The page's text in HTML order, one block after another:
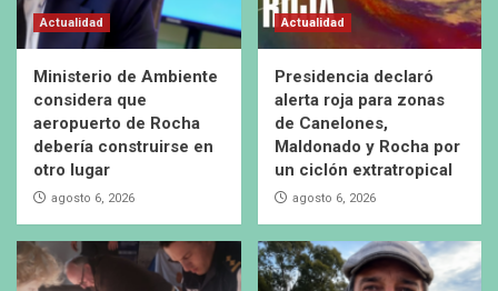
Actualidad
Ministerio de Ambiente
considera que
aeropuerto de Rocha
debería construirse en
otro lugar
agosto 6, 2026
Actualidad
Presidencia declaró
alerta roja para zonas
de Canelones,
Maldonado y Rocha por
un ciclón extratropical
agosto 6, 2026